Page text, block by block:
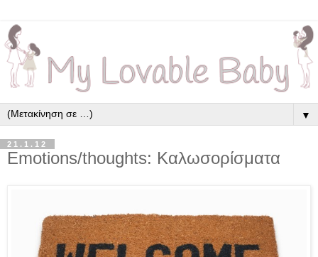
▼
21.1.12
Emotions/thoughts: Καλωσορίσματα